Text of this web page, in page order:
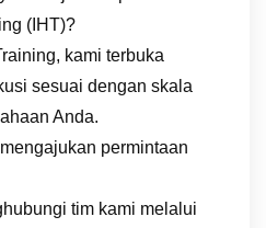
(IHT)?
kami terbuka
sesuai dengan skala
Anda.
permintaan
tim kami melalui